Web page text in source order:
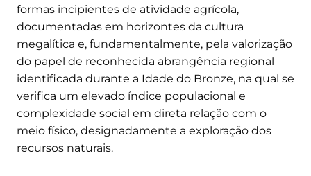
formas incipientes de atividade agrícola,
documentadas em horizontes da cultura
megalítica e, fundamentalmente, pela valorização
do papel de reconhecida abrangência regional
identificada durante a Idade do Bronze, na qual se
verifica um elevado índice populacional e
complexidade social em direta relação com o
meio físico, designadamente a exploração dos
recursos naturais.